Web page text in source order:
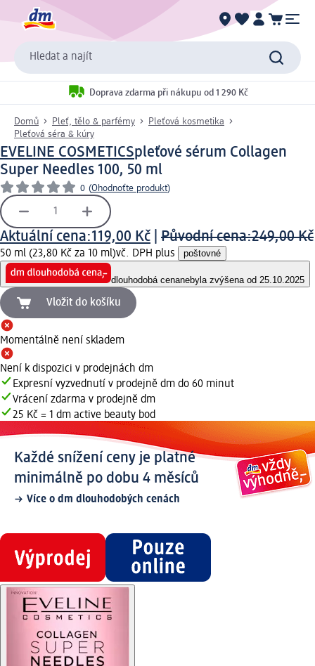
Hledat a najít
Doprava zdarma při nákupu od 1 290 Kč
Domů Pleť, tělo & parfémy
Pleťová kosmetika
Pleťová séra & kúry
EVELINE COSMETICSpleťové sérum Collagen
Super Needles 100, 50 ml
0 (Ohodnoťte produkt)
Aktuální cena:119,00 Kč Původní cena:249,00 Kč
50 ml (23,80 Kč za 10 ml)vč. DPH plus poštovné
dlouhodobá cenanebyla zvýšena od 25.10.2025
Vložit do košíku
Momentálně není skladem
Není k dispozici v prodejnách dm
Expresní vyzvednutí v prodejně dm do 60 minut
Vrácení zdarma v prodejně dm
25 Kč = 1 dm active beauty bod
Každé snížení ceny je platné
minimálně po dobu 4 měsíců
Více o dm dlouhodobých cenách